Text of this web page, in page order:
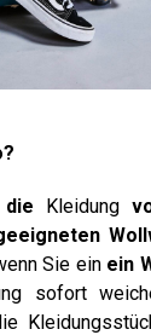
die Kleidung
Sie ein ein
sofort